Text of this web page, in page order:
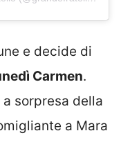
e decide di
Carmen.
sorpresa della
a Mara